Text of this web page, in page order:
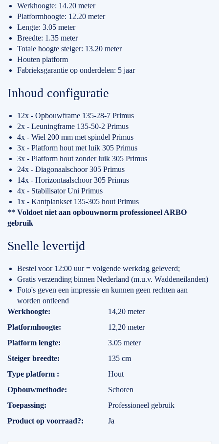
Werkhoogte: 14.20 meter
Platformhoogte: 12.20 meter
Lengte: 3.05 meter
Breedte: 1.35 meter
Totale hoogte steiger: 13.20 meter
Houten platform
Fabrieksgarantie op onderdelen: 5 jaar
Inhoud configuratie
12x - Opbouwframe 135-28-7 Primus
2x - Leuningframe 135-50-2 Primus
4x - Wiel 200 mm met spindel Primus
3x - Platform hout met luik 305 Primus
3x - Platform hout zonder luik 305 Primus
24x - Diagonaalschoor 305 Primus
14x - Horizontaalschoor 305 Primus
4x - Stabilisator Uni Primus
1x - Kantplankset 135-305 hout Primus
** Voldoet niet aan opbouwnorm professioneel ARBO
gebruik
Snelle levertijd
Bestel voor 12:00 uur = volgende werkdag geleverd;
Gratis verzending binnen Nederland (m.u.v. Waddeneilanden)
Foto's geven een impressie en kunnen geen rechten aan
worden ontleend
Specificaties
Werkhoogte
14,20 meter
Platformhoogte
12,20 meter
Platform lengte
3.05 meter
Steiger breedte
135 cm
Type platform
Hout
Opbouwmethode
Schoren
Toepassing
Professioneel gebruik
Product op voorraad?
Ja